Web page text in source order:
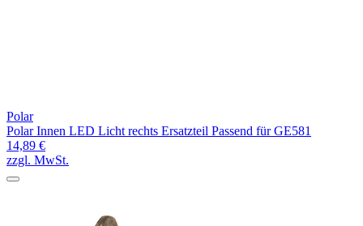
Polar
Polar Innen LED Licht rechts Ersatzteil Passend für GE581
14,89 €
zzgl. MwSt.